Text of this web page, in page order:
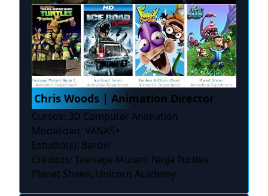
Chris Woods | Animation Director
Cursos: 3D Computer Animation
Modalidad: VANAS+
Estudio(s): Bardel
Créditos: Teenage Mutant Ninja Turtles,
Planet Sheen, Unicorn Academy